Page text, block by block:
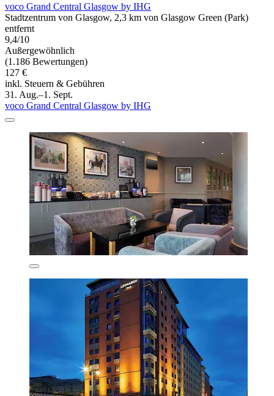
voco Grand Central Glasgow by IHG
Stadtzentrum von Glasgow, 2,3 km von Glasgow Green (Park)
entfernt
9,4/10
Außergewöhnlich
(1.186 Bewertungen)
127 €
inkl. Steuern & Gebühren
31. Aug.–1. Sept.
voco Grand Central Glasgow by IHG